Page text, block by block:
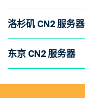
洛杉矶 CN2 服务器
东京 CN2 服务器